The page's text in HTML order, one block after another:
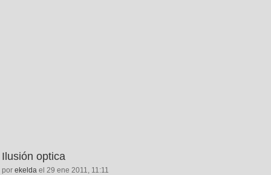
Ilusión optica
por ekelda el 29 ene 2011, 11:11